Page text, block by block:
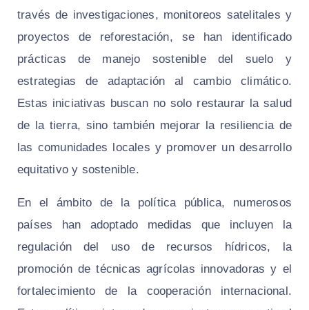
través de investigaciones, monitoreos satelitales y
proyectos de reforestación, se han identificado
prácticas de manejo sostenible del suelo y
estrategias de adaptación al cambio climático.
Estas iniciativas buscan no solo restaurar la salud
de la tierra, sino también mejorar la resiliencia de
las comunidades locales y promover un desarrollo
equitativo y sostenible.
En el ámbito de la política pública, numerosos
países han adoptado medidas que incluyen la
regulación del uso de recursos hídricos, la
promoción de técnicas agrícolas innovadoras y el
fortalecimiento de la cooperación internacional.